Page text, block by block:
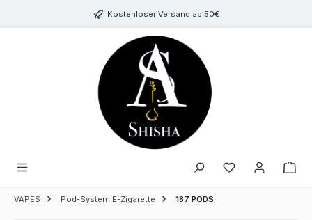
Zum Hauptinhalt springenKostenloser Versand ab 50€
Du hast 0
VAPES Pod-System E-Zigarette 187 PODS